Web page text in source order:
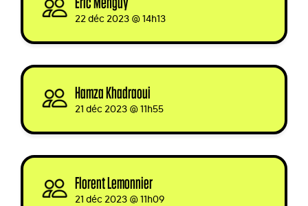
22 déc 2023 @ 14h13
Hamza Khadraoui
21 déc 2023 @ 11h55
Florent Lemonnier
21 déc 2023 @ 11h09